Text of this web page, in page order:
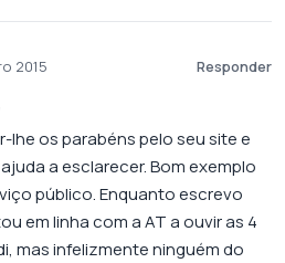
2015 Responder
lhe os parabéns pelo seu site e
a esclarecer. Bom exemplo
público. Enquanto escrevo
em linha com a AT a ouvir as 4
mas infelizmente ninguém do